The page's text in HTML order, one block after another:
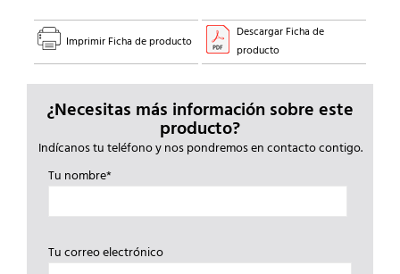
Imprimir Ficha de producto
Descargar Ficha de
producto
¿Necesitas más información sobre este
producto?
Indícanos tu teléfono y nos pondremos en contacto contigo.
Tu nombre*
Tu correo electrónico